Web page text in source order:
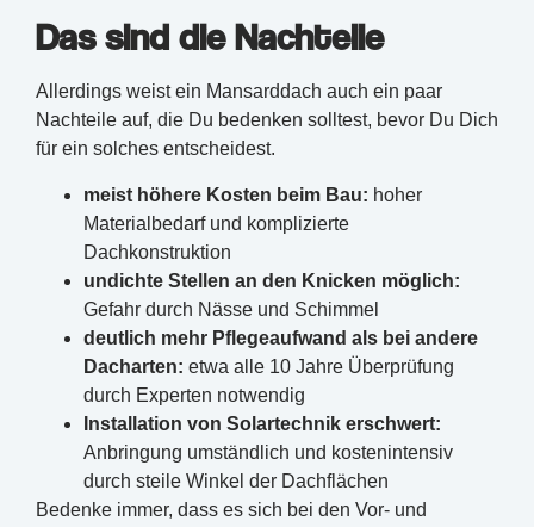
Das sind die Nachteile
Allerdings weist ein Mansarddach auch ein paar
Nachteile auf, die Du bedenken solltest, bevor Du Dich
für ein solches entscheidest.
meist höhere Kosten beim Bau: hoher
Materialbedarf und komplizierte
Dachkonstruktion
undichte Stellen an den Knicken möglich:
Gefahr durch Nässe und Schimmel
deutlich mehr Pflegeaufwand als bei andere
Dacharten: etwa alle 10 Jahre Überprüfung
durch Experten notwendig
Installation von Solartechnik erschwert:
Anbringung umständlich und kostenintensiv
durch steile Winkel der Dachflächen
Bedenke immer, dass es sich bei den Vor- und